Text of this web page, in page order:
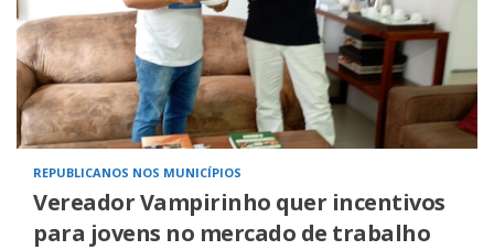
REPUBLICANOS NOS MUNICÍPIOS
Vereador Vampirinho quer incentivos
para jovens no mercado de trabalho